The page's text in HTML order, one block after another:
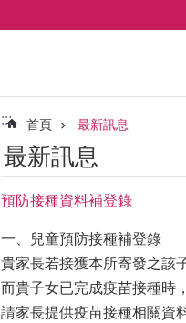
::: 首頁 最新訊息
最新訊息
預防接種資料補登錄
一、兒童預防接種補登錄
貴家長若接獲本所寄發之該
而貴子女已完成疫苗接種時，
請家長提供疫苗接種相關資